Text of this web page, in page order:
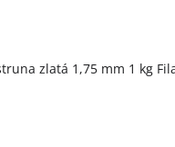
zlatá 1,75 mm 1 kg